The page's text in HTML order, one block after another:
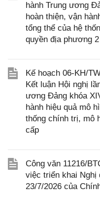
hành Trung ương
hoàn thiện, vận
tổng thể của hệ
quyền địa phương
Kế hoạch 06-KH/
Kết luận Hội nghị
ương Đảng khóa
hành hiệu quả mô
thống chính trị, mô
cấp
Công văn 11216/
việc triển khai Nghị
23/7/2026 của